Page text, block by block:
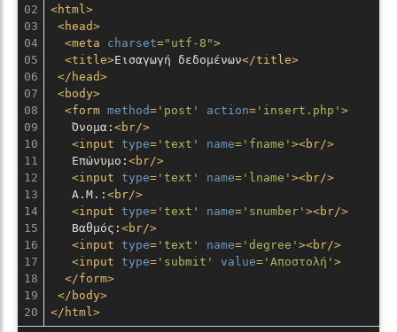
02
03
04
05
06
07
08
09
10
11
12
13
14
15
16
17
18
19
<html >
<head>
<meta charset="utf-8">
<title>Εισαγωγή δεδομένων</title>
</ head>
<body>
<form method='post' action='insert.php' >
   Όνομα:
<br/>
<input type='text' name='fname' ><br/>
   Επώνυμο:
<br/>
<input type='text' name='lname' ><br/>
   Α.Μ.:
<br/>
<input type='text' name='snumber' ><br/>
   Βαθμός:
<br/>
<input type='text' name='degree' ><br/>
<input type='submit' value='Αποστολή' >
</form>
</ body>
</ html >